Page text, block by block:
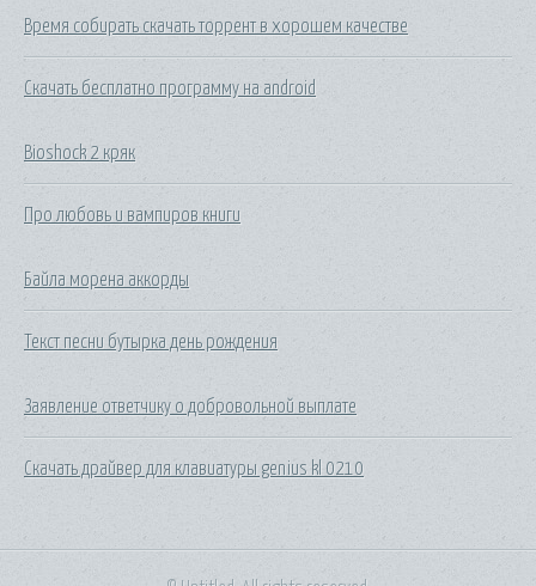
Время собирать скачать торрент в хорошем качестве
Скачать бесплатно программу на android
Bioshock 2 кряк
Про любовь и вампиров книги
Байла морена аккорды
Текст песни бутырка день рождения
Заявление ответчику о добровольной выплате
Скачать драйвер для клавиатуры genius kl 0210